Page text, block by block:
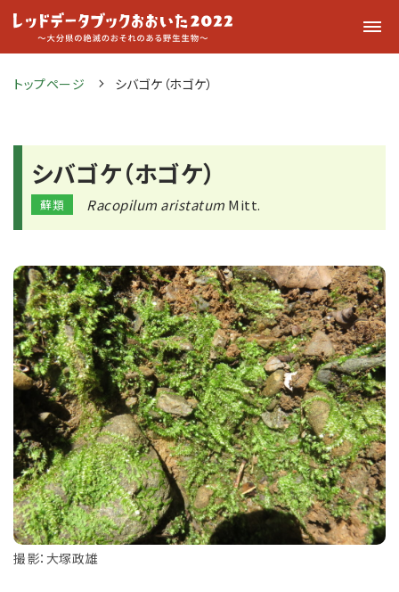
トップページ シバゴケ（ホゴケ）
シバゴケ（ホゴケ）
蘚類 Racopilum aristatum Mitt.
撮影：大塚政雄